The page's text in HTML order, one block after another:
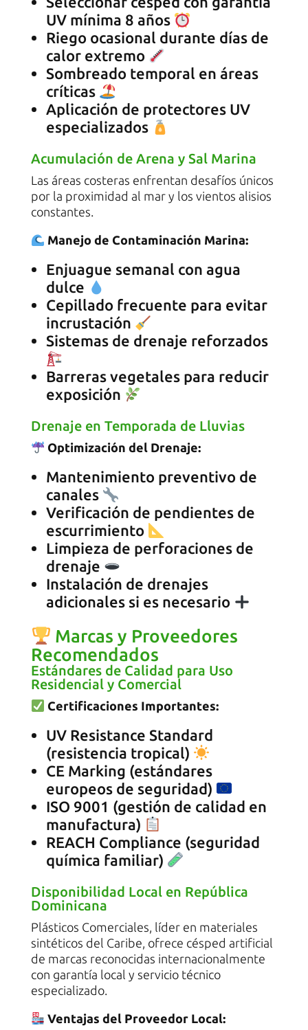
UV mínima 8 años
Riego ocasional durante días de
calor extremo
Sombreado temporal en áreas
críticas
Aplicación de protectores UV
especializados
Acumulación de Arena y Sal Marina
Las áreas costeras enfrentan desafíos únicos
por la proximidad al mar y los vientos alisios
constantes.
Manejo de Contaminación Marina:
Enjuague semanal con agua
dulce
Cepillado frecuente para evitar
incrustación
Sistemas de drenaje reforzados
Barreras vegetales para reducir
exposición
Drenaje en Temporada de Lluvias
Optimización del Drenaje:
Mantenimiento preventivo de
canales
Verificación de pendientes de
escurrimiento
Limpieza de perforaciones de
drenaje
Instalación de drenajes
adicionales si es necesario
Marcas y Proveedores
Recomendados
Estándares de Calidad para Uso
Residencial y Comercial
Certificaciones Importantes:
UV Resistance Standard
(resistencia tropical)
CE Marking (estándares
europeos de seguridad)
ISO 9001 (gestión de calidad en
manufactura)
REACH Compliance (seguridad
química familiar)
Disponibilidad Local en República
Dominicana
Plásticos Comerciales, líder en materiales
sintéticos del Caribe, ofrece césped artificial
de marcas reconocidas internacionalmente
con garantía local y servicio técnico
especializado.
Ventajas del Proveedor Local: